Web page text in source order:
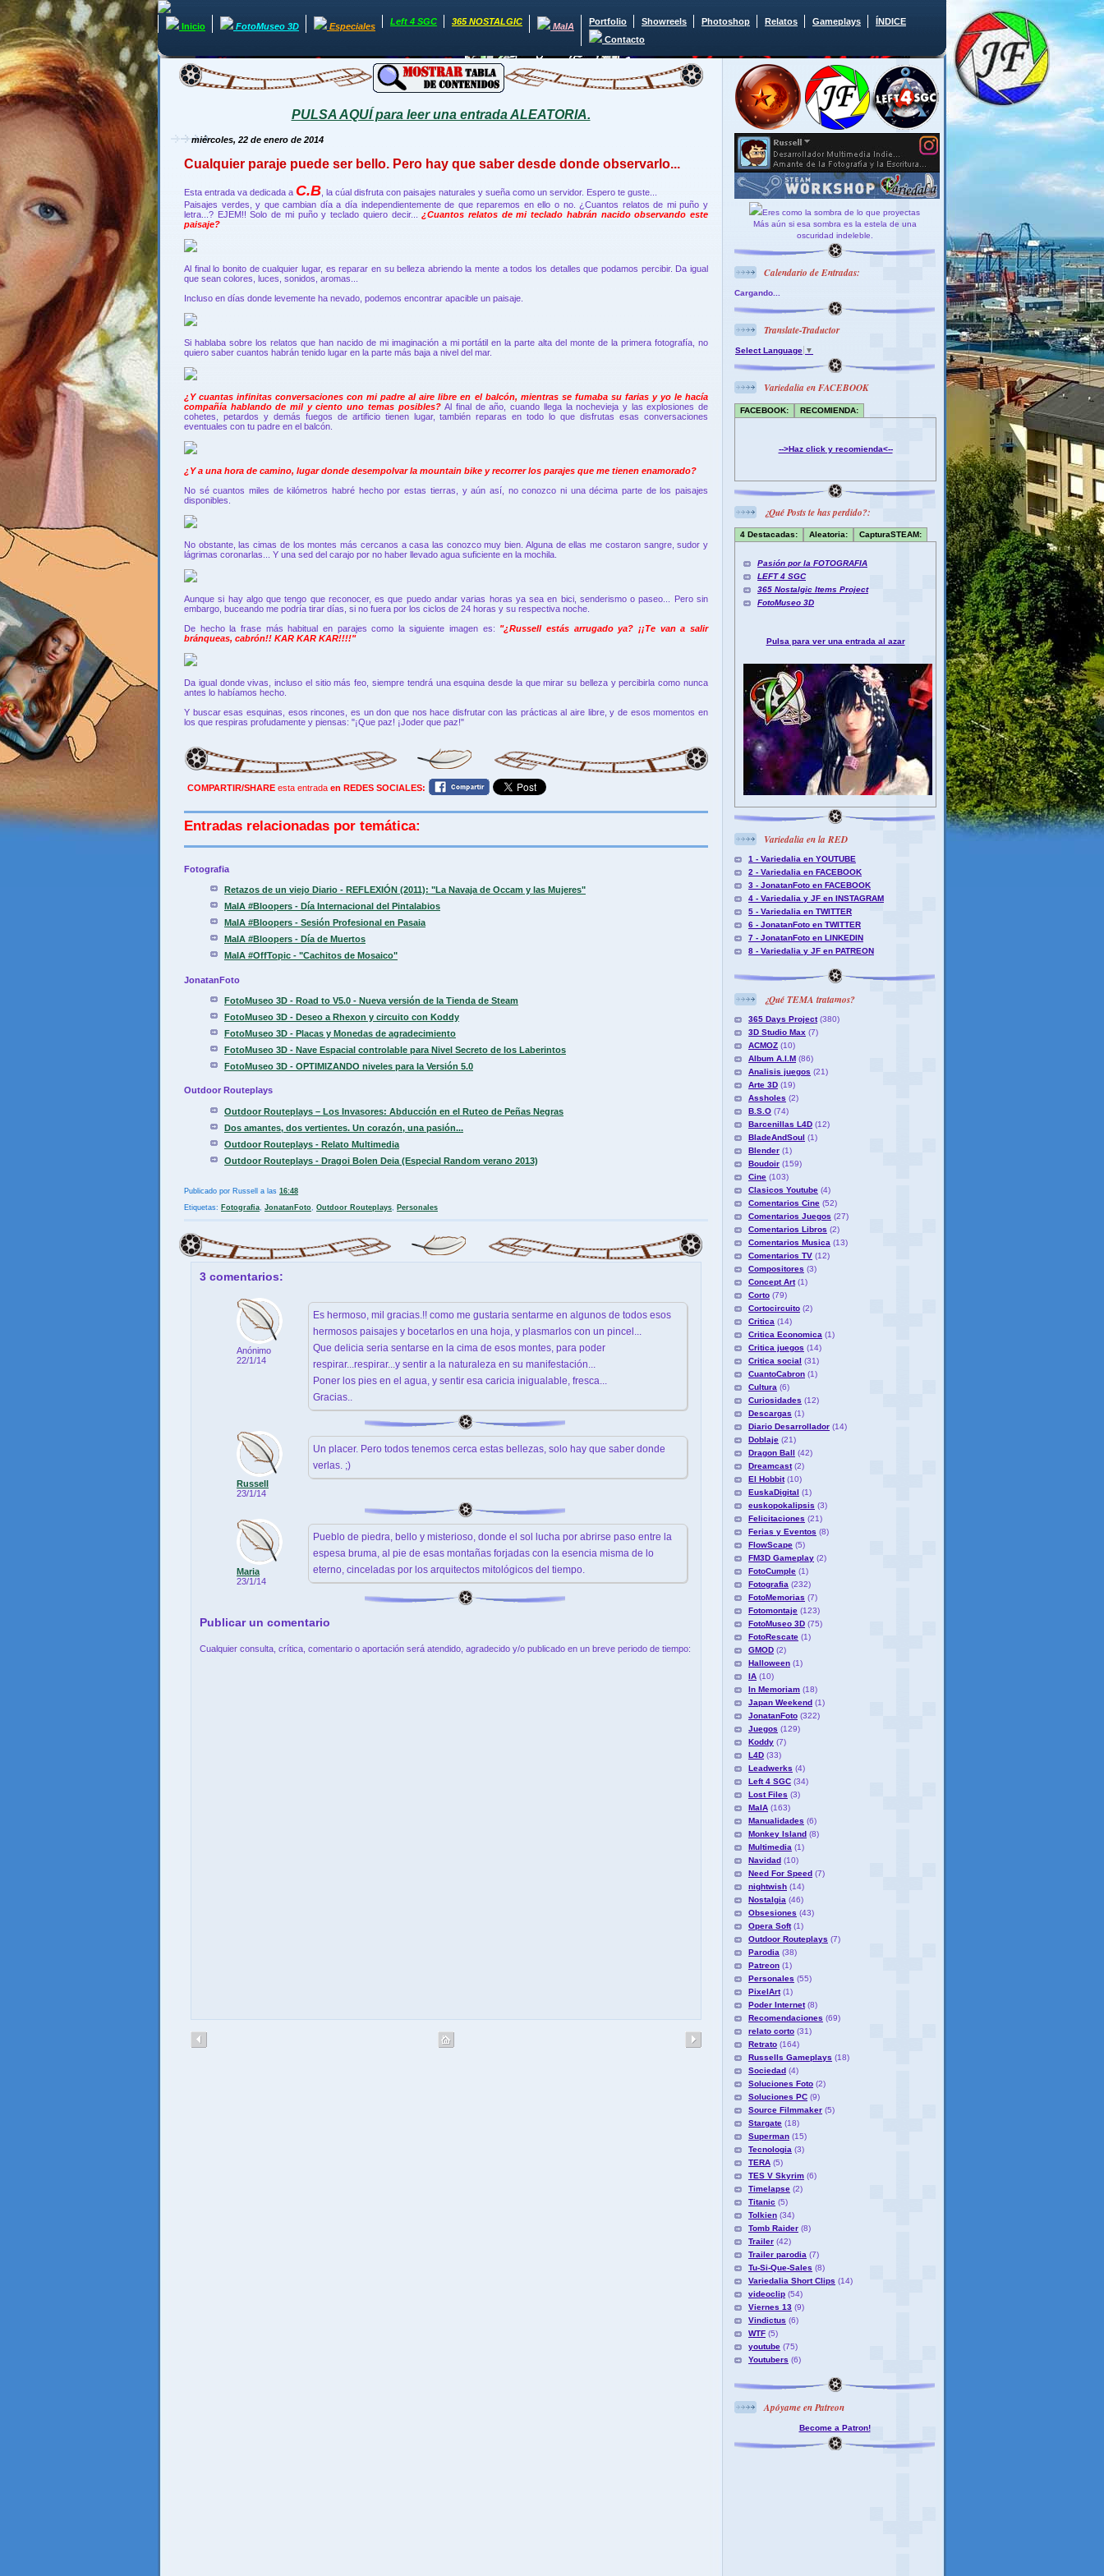
Inicio FotoMuseo 3D Especiales Left 4 SGC 365 NOSTALGIC MaIA Portfolio Showreels Photoshop Relatos Gameplays
ÍNDICE
Contacto
PULSA AQUÍ para leer una entrada ALEATORIA.
miércoles, 22 de enero de 2014
Cualquier paraje puede ser bello. Pero hay que saber desde donde observarlo...
Esta entrada va dedicada a C.B, la cúal disfruta con paisajes naturales y sueña como un servidor. Espero te guste...
Paisajes verdes, y que cambian día a día independientemente de que reparemos en ello o no. ¿Cuantos relatos de mi puño y
letra...? EJEM!! Solo de mi puño y teclado quiero decir...¿Cuantos relatos de mi teclado habrán nacido observando este
paisaje?
Al final lo bonito de cualquier lugar, es reparar en su belleza abriendo la mente a todos los detalles que podamos percibir. Da igual
que sean colores, luces, sonidos, aromas...
Incluso en días donde levemente ha nevado, podemos encontrar apacible un paisaje.
Si hablaba sobre los relatos que han nacido de mi imaginación a mi portátil en la parte alta del monte de la primera fotografía, no
quiero saber cuantos habrán tenido lugar en la parte más baja a nivel del mar.
¿Y cuantas infinitas conversaciones con mi padre al aire libre en el balcón, mientras se fumaba su farias y yo le hacía
compañía hablando de mil y ciento uno temas posibles?Al final de año, cuando llega la nochevieja y las explosiones de
cohetes, petardos y demás fuegos de artificio tienen lugar, también reparas en todo lo que disfrutas esas conversaciones
eventuales con tu padre en el balcón.
¿Y a una hora de camino, lugar donde desempolvar la mountain bike y recorrer los parajes que me tienen enamorado?
No sé cuantos miles de kilómetros habré hecho por estas tierras, y aún así, no conozco ni una décima parte de los paisajes
disponibles.
No obstante, las cimas de los montes más cercanos a casa las conozco muy bien. Alguna de ellas me costaron sangre, sudor y
lágrimas coronarlas... Y una sed del carajo por no haber llevado agua suficiente en la mochila.
Aunque si hay algo que tengo que reconocer, es que puedo andar varias horas ya sea en bici, senderismo o paseo... Pero sin
embargo, buceando me podría tirar días, si no fuera por los ciclos de 24 horas y su respectiva noche.
De hecho la frase más habitual en parajes como la siguiente imagen es: "¿Russell estás arrugado ya? ¡¡Te van a salir
bránqueas, cabrón!! KAR KAR KAR!!!!"
Da igual donde vivas, incluso el sitio más feo, siempre tendrá una esquina desde la que mirar su belleza y percibirla como nunca
antes lo habíamos hecho.
Y buscar esas esquinas, esos rincones, es un don que nos hace disfrutar con las prácticas al aire libre, y de esos momentos en
los que respiras profudamente y piensas: "¡Que paz! ¡Joder que paz!"
COMPARTIR/SHARE esta entrada en REDES SOCIALES:
Entradas relacionadas por temática:
Fotografia
Retazos de un viejo Diario - REFLEXIÓN (2011): "La Navaja de Occam y las Mujeres"
MaIA #Bloopers - Día Internacional del Pintalabios
MaIA #Bloopers - Sesión Profesional en Pasaia
MaIA #Bloopers - Día de Muertos
MaIA #OffTopic - "Cachitos de Mosaico"
JonatanFoto
FotoMuseo 3D - Road to V5.0 - Nueva versión de la Tienda de Steam
FotoMuseo 3D - Deseo a Rhexon y circuito con Koddy
FotoMuseo 3D - Placas y Monedas de agradecimiento
FotoMuseo 3D - Nave Espacial controlable para Nivel Secreto de los Laberintos
FotoMuseo 3D - OPTIMIZANDO niveles para la Versión 5.0
Outdoor Routeplays
Outdoor Routeplays – Los Invasores: Abducción en el Ruteo de Peñas Negras
Dos amantes, dos vertientes. Un corazón, una pasión...
Outdoor Routeplays - Relato Multimedia
Outdoor Routeplays - Dragoi Bolen Deia (Especial Random verano 2013)
Publicado por Russell a las 16:48
Etiquetas: Fotografia JonatanFoto Outdoor Routeplays Personales
3 comentarios:
Anónimo
22/1/14
Es hermoso, mil gracias.!! como me gustaria sentarme en algunos de todos esos
hermosos paisajes y bocetarlos en una hoja, y plasmarlos con un pincel...
Que delicia seria sentarse en la cima de esos montes, para poder
respirar...respirar...y sentir a la naturaleza en su manifestación...
Poner los pies en el agua, y sentir esa caricia inigualable, fresca...
Gracias..
Russell
23/1/14
Un placer. Pero todos tenemos cerca estas bellezas, solo hay que saber donde
verlas. ;)
Maria
23/1/14
Pueblo de piedra, bello y misterioso, donde el sol lucha por abrirse paso entre la
espesa bruma, al pie de esas montañas forjadas con la esencia misma de lo
eterno, cinceladas por los arquitectos mitológicos del tiempo.
Publicar un comentario
Cualquier consulta, crítica, comentario o aportación será atendido, agradecido y/o publicado en un breve periodo de tiempo:
Eres como la sombra de lo que proyectas
Más aún si esa sombra es la estela de una
oscuridad indeleble.
Calendario de Entradas:
Cargando...
Translate-Traductor
Select Language ▼
Variedalia en FACEBOOK
FACEBOOK: RECOMIENDA:
-->Haz click y recomienda<--
¿Qué Posts te has perdido?:
4 Destacadas: Aleatoria: CapturaSTEAM:
Pasión por la FOTOGRAFIA
LEFT 4 SGC
365 Nostalgic Items Project
FotoMuseo 3D
Pulsa para ver una entrada al azar
Variedalia en la RED
1 - Variedalia en YOUTUBE
2 - Variedalia en FACEBOOK
3 - JonatanFoto en FACEBOOK
4 - Variedalia y JF en INSTAGRAM
5 - Variedalia en TWITTER
6 - JonatanFoto en TWITTER
7 - JonatanFoto en LINKEDIN
8 - Variedalia y JF en PATREON
¿Qué TEMA tratamos?
365 Days Project (380)
3D Studio Max (7)
ACMOZ (10)
Album A.I.M (86)
Analisis juegos (21)
Arte 3D (19)
Assholes (2)
B.S.O (74)
Barcenillas L4D (12)
BladeAndSoul (1)
Blender (1)
Boudoir (159)
Cine (103)
Clasicos Youtube (4)
Comentarios Cine (52)
Comentarios Juegos (27)
Comentarios Libros (2)
Comentarios Musica (13)
Comentarios TV (12)
Compositores (3)
Concept Art (1)
Corto (79)
Cortocircuito (2)
Critica (14)
Critica Economica (1)
Critica juegos (14)
Critica social (31)
CuantoCabron (1)
Cultura (6)
Curiosidades (12)
Descargas (1)
Diario Desarrollador (14)
Doblaje (21)
Dragon Ball (42)
Dreamcast (2)
El Hobbit (10)
EuskaDigital (1)
euskopokalipsis (3)
Felicitaciones (21)
Ferias y Eventos (8)
FlowScape (5)
FM3D Gameplay (2)
FotoCumple (1)
Fotografia (232)
FotoMemorias (7)
Fotomontaje (123)
FotoMuseo 3D (75)
FotoRescate (1)
GMOD (2)
Halloween (1)
IA (10)
In Memoriam (18)
Japan Weekend (1)
JonatanFoto (322)
Juegos (129)
Koddy (7)
L4D (33)
Leadwerks (4)
Left 4 SGC (34)
Lost Files (3)
MaIA (163)
Manualidades (6)
Monkey Island (8)
Multimedia (1)
Navidad (10)
Need For Speed (7)
nightwish (14)
Nostalgia (46)
Obsesiones (43)
Opera Soft (1)
Outdoor Routeplays (7)
Parodia (38)
Patreon (1)
Personales (55)
PixelArt (1)
Poder Internet (8)
Recomendaciones (69)
relato corto (31)
Retrato (164)
Russells Gameplays (18)
Sociedad (4)
Soluciones Foto (2)
Soluciones PC (9)
Source Filmmaker (5)
Stargate (18)
Superman (15)
Tecnologia (3)
TERA (5)
TES V Skyrim (6)
Timelapse (2)
Titanic (5)
Tolkien (34)
Tomb Raider (8)
Trailer (42)
Trailer parodia (7)
Tu-Si-Que-Sales (8)
Variedalia Short Clips (14)
videoclip (54)
Viernes 13 (9)
Vindictus (6)
WTF (5)
youtube (75)
Youtubers (6)
Apóyame en Patreon
Become a Patron!